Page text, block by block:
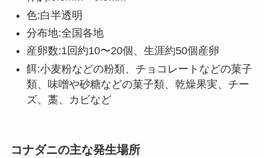
色:白半透明
分布地:全国各地
産卵数:1回約10〜20個、生涯約50個産卵
餌:小麦粉などの粉類、チョコレートなどの菓子
類、味噌や砂糖などの菓子類、乾燥果実、チー
ズ、藁、カビなど
コナダニの主な発生場所